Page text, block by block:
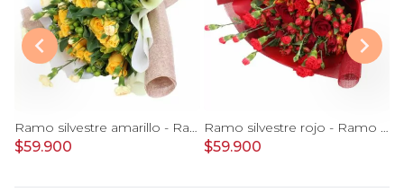
Ramo silvestre amarillo - Ramo de flores circular con rosas amarillas, claveles, astromelias e hypericum verde
$59.900
Ramo silvestre rojo - Ramo de flores circular con rosas rojas, claveles, astromelias, mini rosas e hypericum rojo
$59.900